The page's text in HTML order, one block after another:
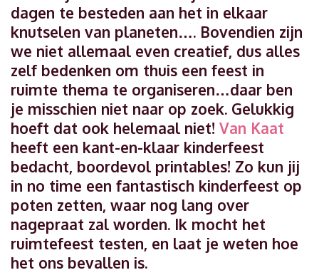
dagen te besteden aan het in elkaar
knutselen van planeten…. Bovendien zijn
we niet allemaal even creatief, dus alles
zelf bedenken om thuis een feest in
ruimte thema te organiseren…daar ben
je misschien niet naar op zoek. Gelukkig
hoeft dat ook helemaal niet! Van Kaat
heeft een kant-en-klaar kinderfeest
bedacht, boordevol printables! Zo kun jij
in no time een fantastisch kinderfeest op
poten zetten, waar nog lang over
nagepraat zal worden. Ik mocht het
ruimtefeest testen, en laat je weten hoe
het ons bevallen is.